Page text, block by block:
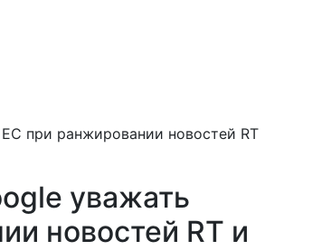
при ранжировании новостей RT
уважать
новостей RT и